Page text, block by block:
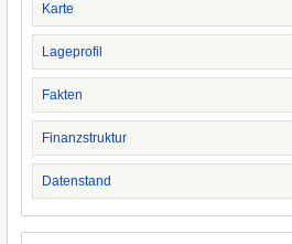
Karte
Lageprofil
Fakten
Finanzstruktur
Datenstand